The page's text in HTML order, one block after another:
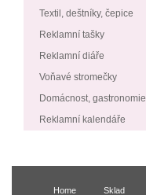
Textil, deštníky, čepice
Reklamní tašky
Reklamní diáře
Voňavé stromečky
Domácnost, gastronomie
Reklamní kalendáře
Home Sklad